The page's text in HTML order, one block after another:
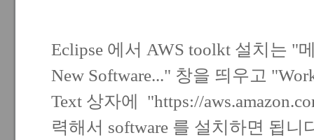
Eclipse 에서 AWS toolkt 설치는 "
New Software..." 창을 띄우고
Text 상자에 "https://
력해서 software 를 설치하면 됩니